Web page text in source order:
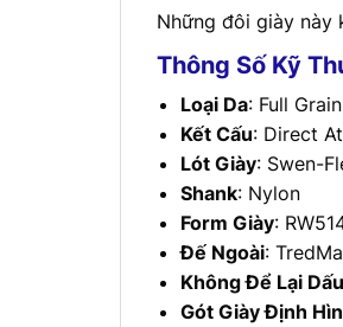
Những đôi giày này
Thông Số Kỹ
Loại Da: Full
Kết Cấu: Direct
Lót Giày: Swen-
Shank: Nylon
Form Giày:
Đế Ngoài:
Không Để Lại Dấu
Gót Giày Định